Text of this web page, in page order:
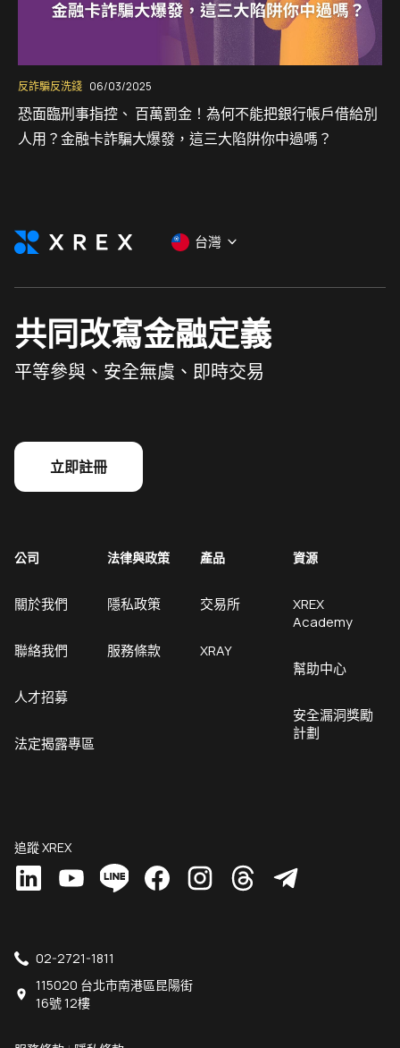
反詐騙反洗錢 06/03/2025
恐面臨刑事指控、 百萬罰金！為何不能把銀行帳戶借給別
人用？金融卡詐騙大爆發，這三大陷阱你中過嗎？
台灣
共同改寫金融定義
平等參與、安全無虞、即時交易
立即註冊
公司
關於我們
聯絡我們
人才招募
法定揭露專區
法律與政策
隱私政策
服務條款
產品
交易所
XRAY
資源
XREX
Academy
幫助中心
安全漏洞獎勵
計劃
追蹤 XREX
02-2721-1811
115020 台北市南港區昆陽街
16號 12樓